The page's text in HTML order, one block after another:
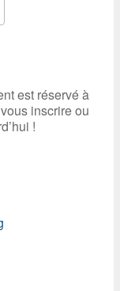
est réservé à
inscrire ou
!